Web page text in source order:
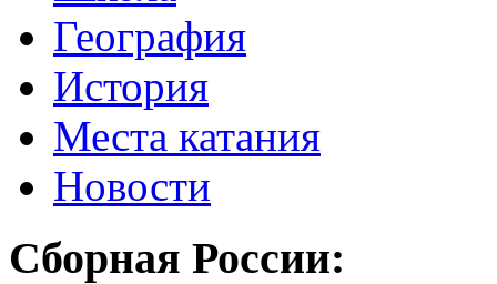
География
История
Места катания
Новости
Сборная России: